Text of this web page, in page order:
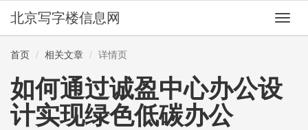
切
换
北京写字楼信息网
首页 相关文章 详情页
如何通过诚盈中心办公设
计实现绿色低碳办公